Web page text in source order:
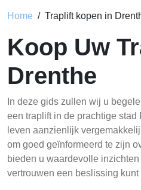
Home Traplift kopen in
Koop Uw
Drenthe
In deze gids zullen wij u
een traplift in de prachtige
leven aanzienlijk
om goed geïnformeerd te zijn
bieden u waardevolle
vertrouwen een beslissing kunt